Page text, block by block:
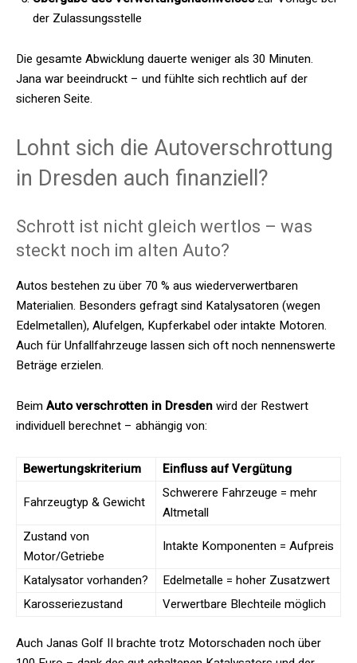
der Zulassungsstelle
Die gesamte Abwicklung dauerte weniger als 30 Minuten.
Jana war beeindruckt – und fühlte sich rechtlich auf der
sicheren Seite.
Lohnt sich die Autoverschrottung
in Dresden auch finanziell?
Schrott ist nicht gleich wertlos – was
steckt noch im alten Auto?
Autos bestehen zu über 70 % aus wiederverwertbaren
Materialien. Besonders gefragt sind Katalysatoren (wegen
Edelmetallen), Alufelgen, Kupferkabel oder intakte Motoren.
Auch für Unfallfahrzeuge lassen sich oft noch nennenswerte
Beträge erzielen.
BeimAuto verschrotten in Dresdenwird der Restwert
individuell berechnet – abhängig von:
Bewertungskriterium
Einfluss auf Vergütung
Fahrzeugtyp & Gewicht
Schwerere Fahrzeuge = mehr
Altmetall
Zustand von
Motor/Getriebe
Intakte Komponenten = Aufpreis
Katalysator vorhanden?
Edelmetalle = hoher Zusatzwert
Karosseriezustand
Verwertbare Blechteile möglich
Auch Janas Golf II brachte trotz Motorschaden noch über